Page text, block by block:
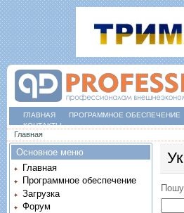
ГЛАВНАЯ ПРОГРАММНОЕ ОБЕСПЕЧЕНИЕ
КОНТАКТЫ
Вы здесь
Главная
Основное меню
Главная
Программное обеспечение
Загрузка
Форум